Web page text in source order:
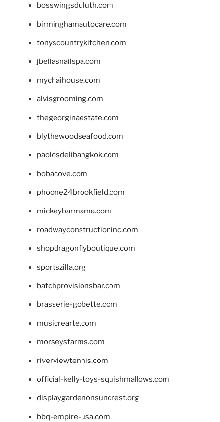
bosswingsduluth.com
birminghamautocare.com
tonyscountrykitchen.com
jbellasnailspa.com
mychaihouse.com
alvisgrooming.com
thegeorginaestate.com
blythewoodseafood.com
paolosdelibangkok.com
bobacove.com
phoone24brookfield.com
mickeybarmama.com
roadwayconstructioninc.com
shopdragonflyboutique.com
sportszilla.org
batchprovisionsbar.com
brasserie-gobette.com
musicrearte.com
morseysfarms.com
riverviewtennis.com
official-kelly-toys-squishmallows.com
displaygardenonsuncrest.org
bbq-empire-usa.com